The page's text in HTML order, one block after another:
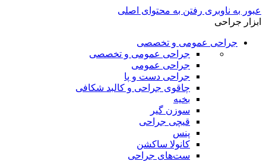
عبور به ناوبری رفتن به محتوای اصلی
ابزار جراحی
جراحی عمومی و تخصصی
جراحی عمومی و تخصصی
جراحی عمومی
جراحی دست و پا
چاقوی جراحی و کالبد شکافی
بخیه
سوزن‌ گیر
قیچی‌ جراحی
پنس
کانولا ساکشن
ست‌های جراحی